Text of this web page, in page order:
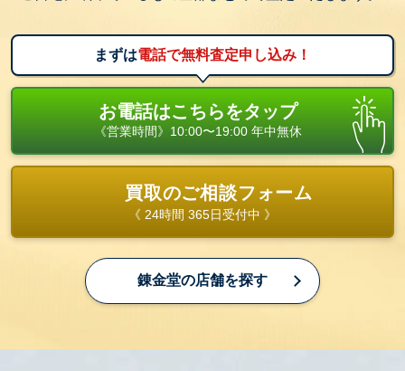
まずは電話で無料査定申し込み！
お電話はこちらをタップ
《営業時間》10:00〜19:00 年中無休
買取のご相談フォーム
《 24時間 365日受付中 》
錬金堂の店舗を探す